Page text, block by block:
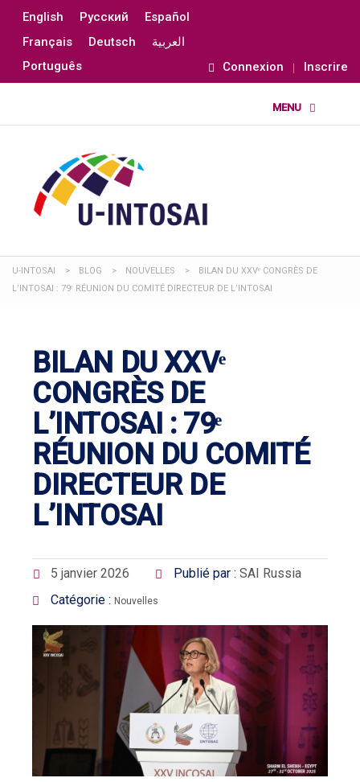
English Русский
Español
Français
Deutsch
العربية
Português
Connexion Inscrire
U-INTOSAI > BLOG > NOUVELLES >
BILAN DU XXVᵉ CONGRÈS DE
L’INTOSAI : 79ᵉ RÉUNION DU COMITÉ DIRECTEUR DE L’INTOSAI
BILAN DU XXVᵉ
CONGRÈS DE
L’INTOSAI : 79ᵉ
RÉUNION DU COMITÉ
DIRECTEUR DE
L’INTOSAI
5 janvier 2026 Publié par : SAI Russia
Catégorie : Nouvelles